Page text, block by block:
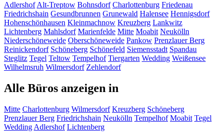
Adlershof Alt-Treptow Bohnsdorf Charlottenburg Friedenau
Friedrichshain Gesundbrunnen Grunewald Halensee Hennigsdorf
Hohenschönhausen Kleinmachnow Kreuzberg Lankwitz
Lichtenberg Mahlsdorf Marienfelde Mitte Moabit Neukölln
Niederschöneweide Oberschöneweide Pankow Prenzlauer Berg
Reinickendorf Schöneberg Schönefeld Siemensstadt Spandau
Steglitz Tegel Teltow Tempelhof Tiergarten Wedding Weißensee
Wilhelmsruh Wilmersdorf Zehlendorf
Alle Büros anzeigen in
Mitte Charlottenburg Wilmersdorf Kreuzberg Schöneberg
Prenzlauer Berg Friedrichshain Neukölln Tempelhof Moabit Tegel
Wedding Adlershof Lichtenberg